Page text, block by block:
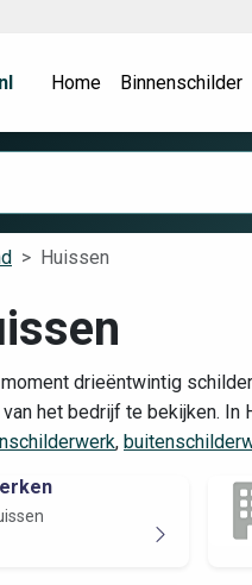
Home Binnenschilder
Huissen
drieëntwintig
het bedrijf te bekijken.
,